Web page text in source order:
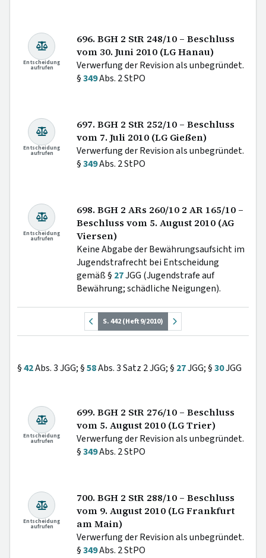
Entscheidung
aufrufen
696. BGH 2 StR 248/10 – Beschluss
vom 30. Juni 2010 (LG Hanau)
Verwerfung der Revision als unbegründet.
§349Abs. 2 StPO
Entscheidung
aufrufen
697. BGH 2 StR 252/10 – Beschluss
vom 7. Juli 2010 (LG Gießen)
Verwerfung der Revision als unbegründet.
§349Abs. 2 StPO
Entscheidung
aufrufen
698. BGH 2 ARs 260/10 2 AR 165/10 –
Beschluss vom 5. August 2010 (AG
Viersen)
Keine Abgabe der Bewährungsaufsicht im
Jugendstrafrecht bei Entscheidung
gemäß § 27JGG (Jugendstrafe auf
Bewährung; schädliche Neigungen).
S. 442 (Heft 9/2010)
§42Abs. 3 JGG; §58Abs. 3 Satz 2 JGG; § 27JGG; §30JGG
Entscheidung
aufrufen
699. BGH 2 StR 276/10 – Beschluss
vom 5. August 2010 (LG Trier)
Verwerfung der Revision als unbegründet.
§349Abs. 2 StPO
Entscheidung
aufrufen
700. BGH 2 StR 288/10 – Beschluss
vom 9. August 2010 (LG Frankfurt
am Main)
Verwerfung der Revision als unbegründet.
§349Abs. 2 StPO